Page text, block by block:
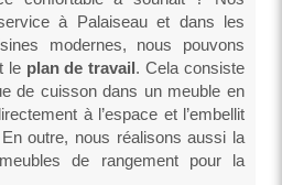
à Palaiseau et dans les
modernes, nous pouvons
le plan de travail. Cela consiste
de cuisson dans un meuble en
à l’espace et l’embellit
outre, nous réalisons aussi la
de rangement pour la